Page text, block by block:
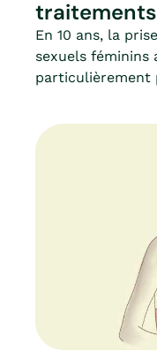
En 10 ans, la
sexuels féminins
particulièrement
charge
dysfonctions
parlerons des
médicamenteux
cours de
traitements et
informe des
de santé